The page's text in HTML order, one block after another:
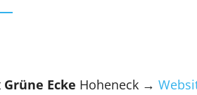
Grüne Ecke Hoheneck →